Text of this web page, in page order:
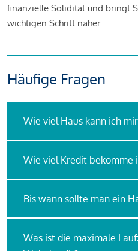
finanzielle Solidität und bringt
wichtigen Schritt näher.
Häufige Fragen
Wie viel Haus kann ich
Wie viel Kredit bekomme
Bis wann sollte man ein
Was ist die maximale